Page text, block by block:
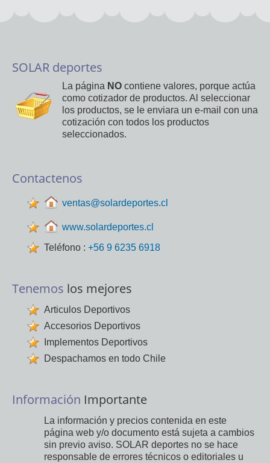
SOLAR deportes
La página NO contiene valores, porque actúa
como cotizador de productos. Al seleccionar
los productos, se le enviara un e-mail con una
cotización con todos los productos
seleccionados.
Contactenos
ventas@solardeportes.cl
www.solardeportes.cl
Teléfono : +56 9 6235 6918
Tenemos los mejores
Articulos Deportivos
Accesorios Deportivos
Implementos Deportivos
Despachamos en todo Chile
Información Importante
La información y precios contenida en este
página web y/o documento está sujeta a cambios
sin previo aviso. SOLAR deportes no se hace
responsable de errores técnicos o editoriales u